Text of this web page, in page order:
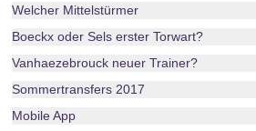
Welcher Mittelstürmer
Boeckx oder Sels erster Torwart?
Vanhaezebrouck neuer Trainer?
Sommertransfers 2017
Mobile App